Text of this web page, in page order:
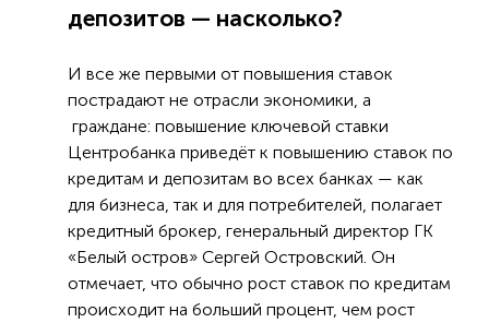
депозитов — насколько?
И все же первыми от повышения ставок
пострадают не отрасли экономики, а
граждане: повышение ключевой ставки
Центробанка приведёт к повышению ставок по
кредитам и депозитам во всех банках — как
для бизнеса, так и для потребителей, полагает
кредитный брокер, генеральный директор ГК
«Белый остров» Сергей Островский. Он
отмечает, что обычно рост ставок по кредитам
происходит на больший процент, чем рост